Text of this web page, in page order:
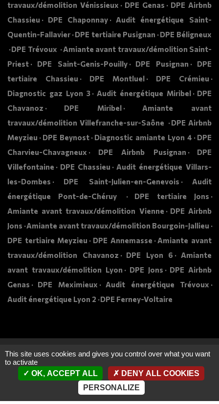
travaux/démolition Vénissieux
DPE Genas
DPE Airbnb
Chassieu
DPE Chaponnay
Audit énergétique Saint-
Quentin-Fallavier DPE tertiaire Pusignan
DPE Béligneux
DPE Trévoux
Amiante avant travaux/démolition Saint-
Priest
DPE Saint-Genis-Pouilly DPE Pusignan
DPE
tertiaire Chassieu
DPE Montluel
DPE Crémieu
Diagnostic gaz Lyon 3
Audit énergétique Miribel
DPE
Chavanoz
DPE Miribel
Amiante avant
travaux/démolition Villefranche-sur-Saône
DPE Airbnb
Meyzieu
DPE Beynost Diagnostic amiante Lyon 4
DPE
Charvieu-Chavagneux
DPE Airbnb Pusignan
DPE
Villefontaine
DPE Chassieu
Audit énergétique Villars-
les-Dombes
DPE Saint-Julien-en-Genevois
Audit
énergétique Pont-de-Chéruy
DPE tertiaire Jons
Amiante avant travaux/démolition Vienne
DPE Airbnb
Jons Amiante avant travaux/démolition Bourgoin-Jallieu
DPE tertiaire Meyzieu
DPE Annemasse
Amiante avant
travaux/démolition Chavanoz
DPE Lyon 6
Amiante
avant travaux/démolition Lyon
DPE Jons
DPE Airbnb
Genas
DPE Meximieux
Audit énergétique Trévoux
Audit énergétique Lyon 2 DPE Ferney-Voltaire
Création de site internet :www.arobiz.com
This site uses cookies and gives you control over what you want
to activate
OK, ACCEPT ALL
DENY ALL COOKIES
PERSONALIZE